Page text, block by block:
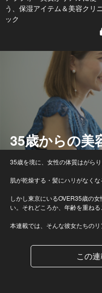
う、保湿アイテム＆美容クリ
ック
35歳からの美
35歳を境に、女性の体質はがらり
肌が乾燥する・髪にハリがなく
しかし東京にいるOVER35歳の
い。それどころか、年齢を重ね
本連載では、そんな彼女たちの
この